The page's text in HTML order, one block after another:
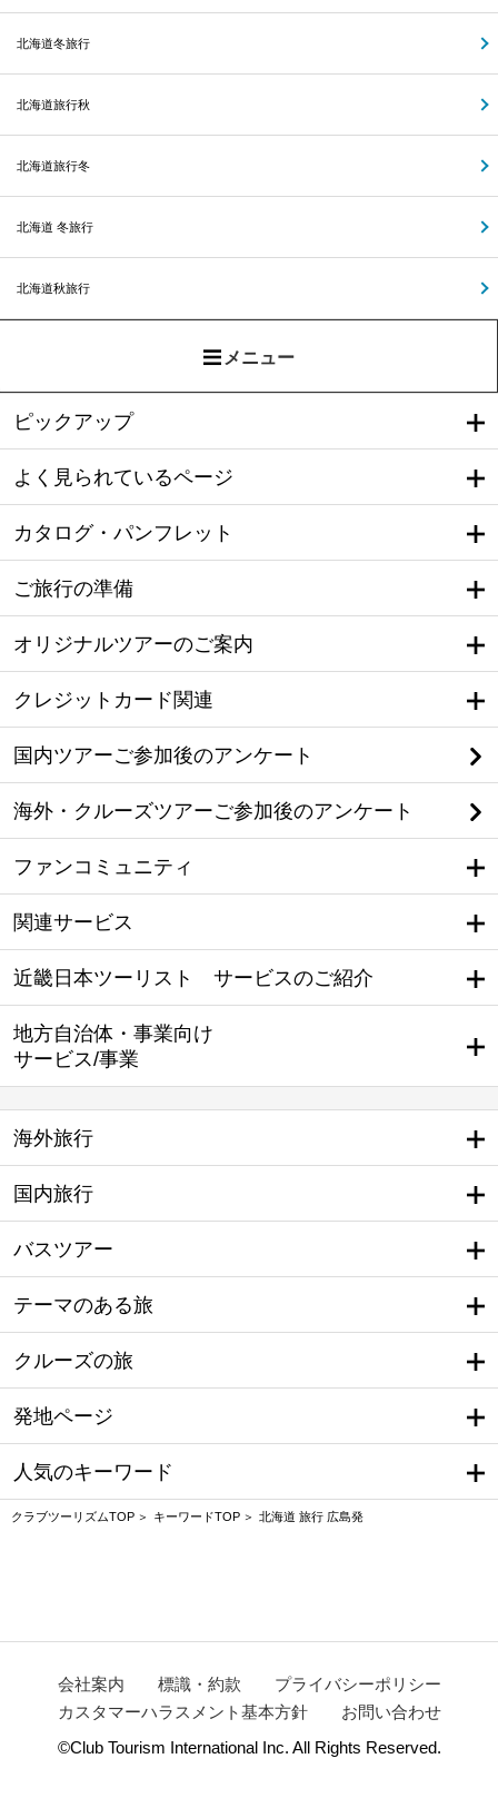
北海道冬旅行
北海道旅行秋
北海道旅行冬
北海道 冬旅行
北海道秋旅行
メニュー
ピックアップ
よく見られているページ
カタログ・パンフレット
ご旅行の準備
オリジナルツアーのご案内
クレジットカード関連
国内ツアーご参加後のアンケート
海外・クルーズツアーご参加後のアンケート
ファンコミュニティ
関連サービス
近畿日本ツーリスト サービスのご紹介
地方自治体・事業向け
サービス/事業
海外旅行
国内旅行
バスツアー
テーマのある旅
クルーズの旅
発地ページ
人気のキーワード
クラブツーリズムTOP キーワードTOP 北海道 旅行 広島発
会社案内 標識・約款
プライバシーポリシー
カスタマーハラスメント基本方針
お問い合わせ
©Club Tourism International Inc. All Rights Reserved.